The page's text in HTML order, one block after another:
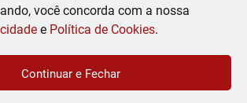
Flores | CNPJ: 08.250.956/0001-53
- 164, Centro - Rio de Janeiro - RJ - 20041-002
direitos reservados - Desenvolvido por
você concorda com a nossa
e Política de Cookies.
Continuar e Fechar